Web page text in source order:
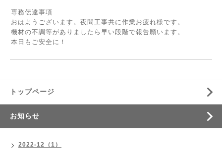
専務伝達事項
おはようございます。夜間工事共に作業お疲れ様です。
機材の不調等がありましたら早い段階で報告願います。
本日もご安全に！
トップページ
お知らせ
2022-12（1）